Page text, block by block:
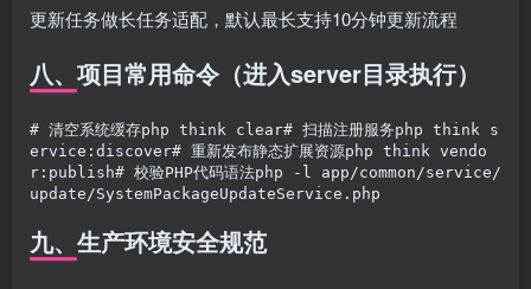
更新任务做长任务适配，默认最长支持10分钟更新流程
八、项目常用命令（进入server目录执行）
# 清空系统缓存php think clear# 扫描注册服务php think s
ervice:discover# 重新发布静态扩展资源php think vendo
r:publish# 校验PHP代码语法php -l app/common/service/
update/SystemPackageUpdateService.php
九、生产环境安全规范